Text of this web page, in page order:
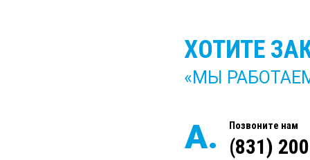
ХОТИТЕ
«МЫ
А. Позвоните нам
(831)